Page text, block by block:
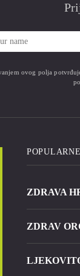
ovog polja
ZDRAVA
ZDRAV